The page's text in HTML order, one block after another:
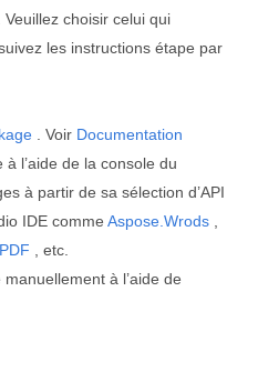
choisir celui qui
les instructions étape par
. Voir Documentation
l’aide de la console du
à partir de sa sélection d’API
IDE comme Aspose.Wrods
, etc.
à l’aide de